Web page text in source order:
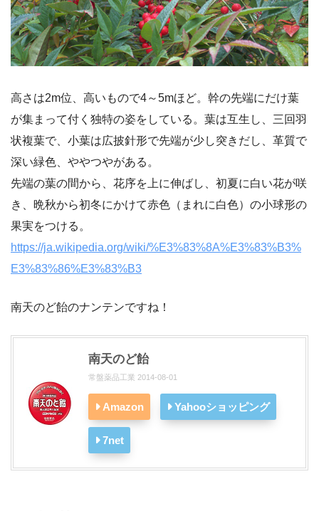
高さは2m位、高いもので4～5mほど。幹の先端にだけ葉
が集まって付く独特の姿をしている。葉は互生し、三回羽
状複葉で、小葉は広披針形で先端が少し突きだし、革質で
深い緑色、ややつやがある。
先端の葉の間から、花序を上に伸ばし、初夏に白い花が咲
き、晩秋から初冬にかけて赤色（まれに白色）の小球形の
果実をつける。
https://ja.wikipedia.org/wiki/%E3%83%8A%E3%83%B3%
E3%83%86%E3%83%B3
南天のど飴のナンテンですね！
南天のど飴
常盤薬品工業 2014-08-01
Amazon Yahooショッピング
7net